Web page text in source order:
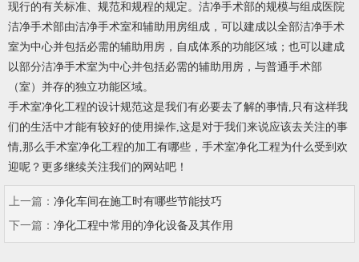
现行的有关标准、规范和规程的规定。洁净手术部的规模与组成医院
洁净手术部由洁净手术室和辅助用房组成，可以建成以全部洁净手术
室为中心并包括必需的辅助用房，自成体系的功能区域；也可以建成
以部分洁净手术室为中心并包括必需的辅助用房，与普通手术部
（室）并存的独立功能区域。
手术室净化工程的设计规范这是我们有必要去了解的事情,只有这样我
们的生活中才能有较好的使用操作,这是对于我们来说应该去关注的事
情,那么手术室净化工程的加工有哪些，手术室净化工程为什么受到欢
迎呢？更多继续关注我们的网站吧！
上一篇： 净化车间在施工时有哪些节能技巧
下一篇： 净化工程中常用的净化设备及其作用